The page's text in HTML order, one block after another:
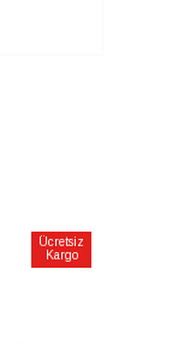
Ücretsiz
Kargo